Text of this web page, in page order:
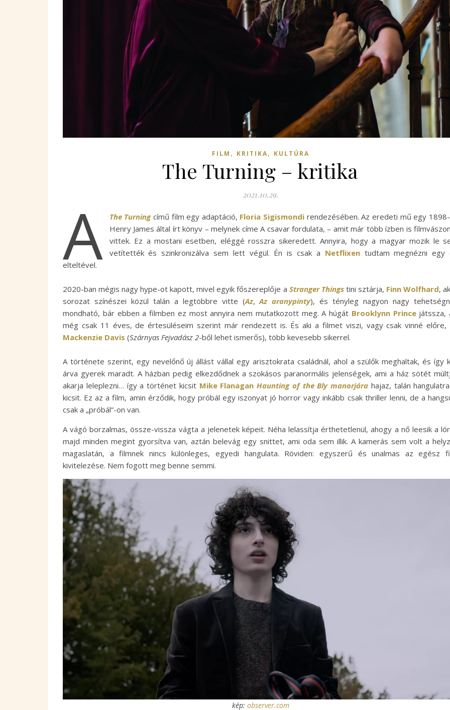
FILM , KRITIKA, KULTÚRA
The Turning – kritika
2021.10.29.
A The Turningcímű film egy adaptáció, Floria Sigismondi rendezésében. Az eredeti mű egy
Henry James által írt könyv – melynek címe A csavar fordulata, – amit már több ízben is
vittek. Ez a mostani esetben, eléggé rosszra sikeredett. Annyira, hogy a magyar mozik le
vetítették és szinkronizálva sem lett végül. Én is csak a Netflixentudtam megnézni egy
elteltével.
2020-ban mégis nagy hype-ot kapott, mivel egyik főszereplője a Stranger Thingstini sztárja, Finn Wolfhard,
sorozat színészei közül talán a legtöbbre vitte (Az,Az aranypinty), és tényleg nagyon nagy
mondható, bár ebben a filmben ez most annyira nem mutatkozott meg. A húgát Brooklynn Princejátssza,
még csak 11 éves, de értesüléseim szerint már rendezett is. És aki a filmet viszi, vagy csak vinné előre,
Mackenzie Davis (Szárnyas Fejvadász 2-ből lehet ismerős), több kevesebb sikerrel.
A története szerint, egy nevelőnő új állást vállal egy arisztokrata családnál, ahol a szülők meghaltak, és így
árva gyerek maradt. A házban pedig elkezdődnek a szokásos paranormális jelenségek, ami a ház sötét
akarja leleplezni… így a történet kicsit Mike Flanagan Haunting of the Bly manorjára hajaz, talán
kicsit. Ez az a film, amin érződik, hogy próbál egy iszonyat jó horror vagy inkább csak thriller lenni, de a
csak a „próbál”-on van.
A vágó borzalmas, össze-vissza vágta a jelenetek képeit. Néha lelassítja érthetetlenül, ahogy a nő leesik a
majd minden megint gyorsítva van, aztán belevág egy snittet, ami oda sem illik. A kamerás sem volt a
magaslatán, a filmnek nincs különleges, egyedi hangulata. Röviden: egyszerű és unalmas az egész
kivitelezése. Nem fogott meg benne semmi.
kép: observer.com